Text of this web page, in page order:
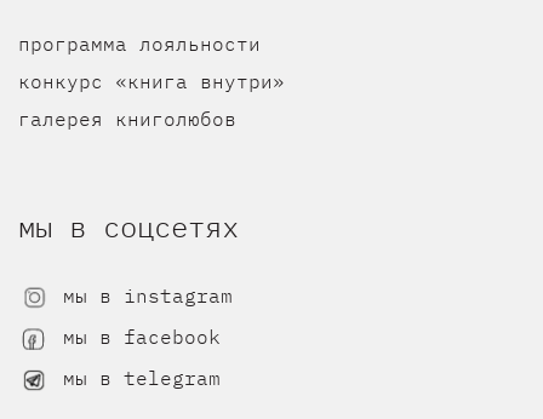
программа лояльности
конкурс «книга внутри»
галерея книголюбов
мы в соцсетях
мы в instagram
мы в facebook
мы в telegram